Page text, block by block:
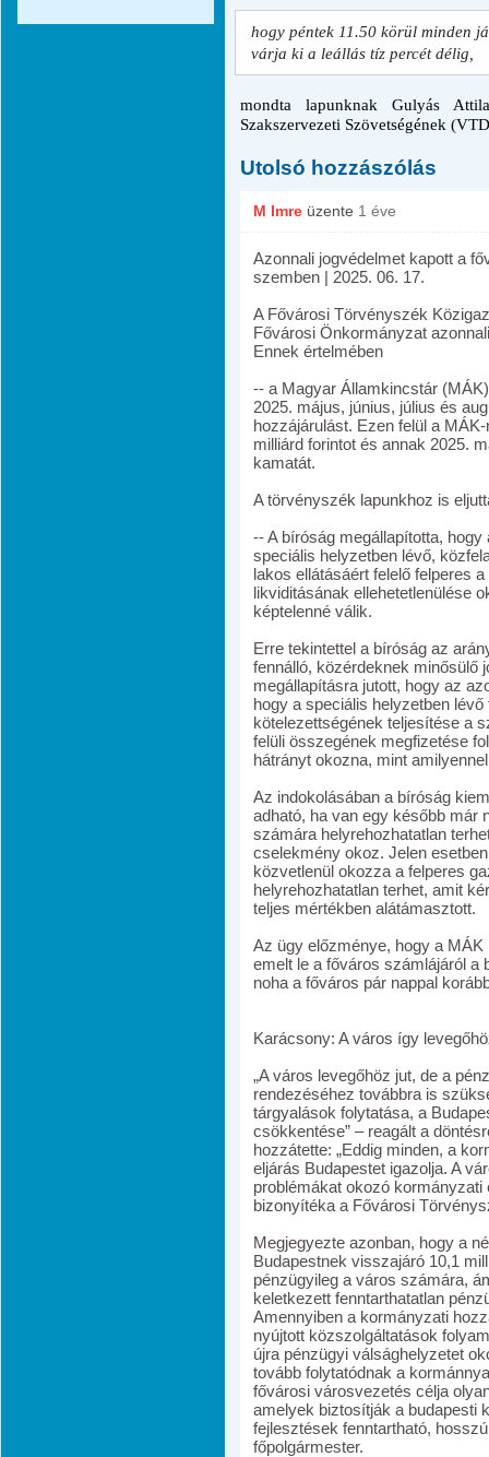
hogy péntek 11.50 körül minden
várja ki a leállás tíz percét délig,
mondta lapunknak Gulyás
Szakszervezeti Szövetségének
Utolsó hozzászólás
M Imre üzente 1 éve
Azonnali jogvédelmet kapott a
szemben | 2025. 06. 17.
A Fővárosi Törvényszék
Fővárosi Önkormányzat
Ennek értelmében
-- a Magyar Államkincstár
2025. május, június, július és
hozzájárulást. Ezen felül a
milliárd forintot és annak 2025.
kamatát.
A törvényszék lapunkhoz is
-- A bíróság megállapította,
speciális helyzetben lévő,
lakos ellátásáért felelő felperes
likviditásának ellehetetlenülése
képtelenné válik.
Erre tekintettel a bíróság az
fennálló, közérdeknek minősülő
megállapításra jutott, hogy az
hogy a speciális helyzetben
kötelezettségének teljesítése a
felüli összegének megfizetése
hátrányt okozna, mint
Az indokolásában a bíróság
adható, ha van egy később már
számára helyrehozhatatlan
cselekmény okoz. Jelen
közvetlenül okozza a felperes
helyrehozhatatlan terhet, amit
teljes mértékben alátámasztott.
Az ügy előzménye, hogy a
emelt le a főváros számlájáról a
noha a főváros pár nappal
Karácsony: A város így
„A város levegőhöz jut, de a
rendezéséhez továbbra is
tárgyalások folytatása, a
csökkentése” – reagált a
hozzátette: „Eddig minden, a
eljárás Budapestet igazolja. A
problémákat okozó
bizonyítéka a Fővárosi
Megjegyezte azonban, hogy a
Budapestnek visszajáró 10,1
pénzügyileg a város számára,
keletkezett fenntarthatatlan
Amennyiben a kormányzati
nyújtott közszolgáltatások
újra pénzügyi válsághelyzetet
tovább folytatódnak a
fővárosi városvezetés célja
amelyek biztosítják a budapesti
fejlesztések fenntartható,
főpolgármester.